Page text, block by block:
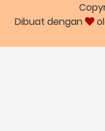
Dibuat dengan